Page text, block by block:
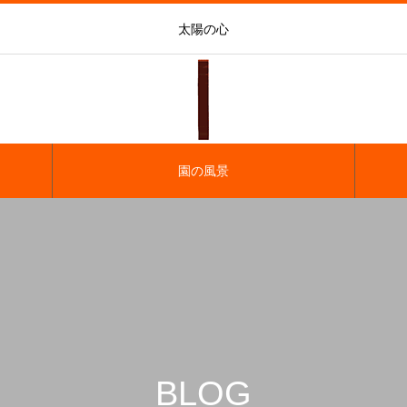
太陽の心
園の風景
BLOG